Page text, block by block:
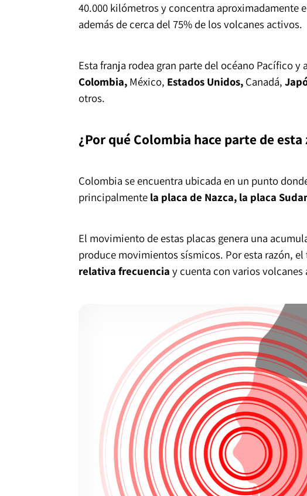
40.000 kilómetros y concentra aproximadamente
además de cerca del 75% de los volcanes activos.
Esta franja rodea gran parte del océano Pacífico y
Colombia,México, Estados Unidos,Canadá,
otros.
¿Por qué Colombia hace parte de esta
Colombia se encuentra ubicada en un punto
principalmente la placa de Nazca, la placa
El movimiento de estas placas genera una
produce movimientos sísmicos. Por esta razón,
relativa frecuencia y cuenta con varios